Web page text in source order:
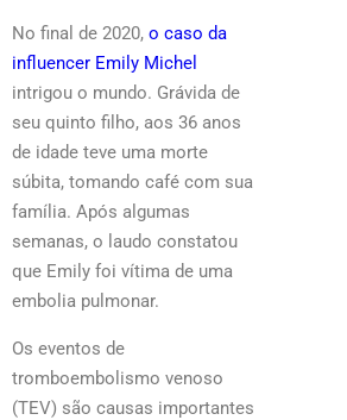
No final de 2020, o caso da
influencer Emily Michel
intrigou o mundo. Grávida de
seu quinto filho, aos 36 anos
de idade teve uma morte
súbita, tomando café com sua
família. Após algumas
semanas, o laudo constatou
que Emily foi vítima de uma
embolia pulmonar.
Os eventos de
tromboembolismo venoso
(TEV) são causas importantes